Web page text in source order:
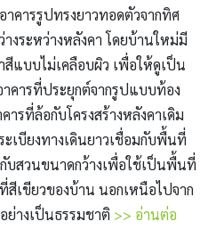
าคารรูปทรงยาวทอดตัวจากทิศ
งระหว่างหลังคา โดยบ้านใหม่มี
แบบไม่เคลือบผิว เพื่อให้ดูเป็น
คารที่ประยุกต์จากรูปแบบท้อง
ารที่ล้อกับโครงสร้างหลังคาเดิม
เบียงทางเดินยาวเชื่อมกับพื้นที่
บสวนขนาดกว้างเพื่อใช้เป็นพื้นที่
เขียวของบ้าน นอกเหนือไปจาก
ย่างเป็นธรรมชาติ >> อ่านต่อ